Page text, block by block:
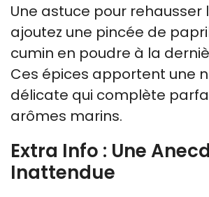
Une astuce pour rehausser
ajoutez une pincée de
cumin en poudre à la
Ces épices apportent une
délicate qui complète
arômes marins.
Extra Info : Une
Inattendue